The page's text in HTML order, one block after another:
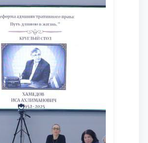
chop etilgan maqolalar